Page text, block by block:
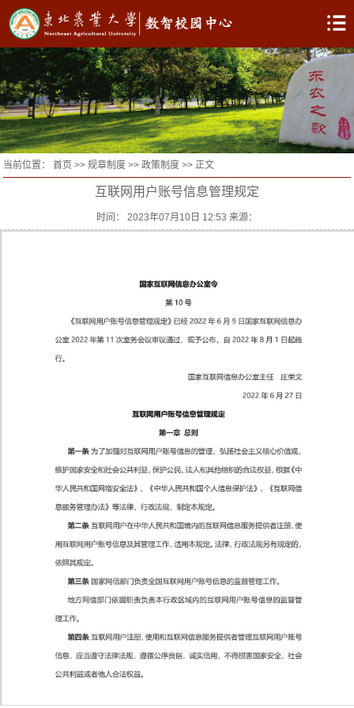
当前位置：首页 >>规章制度 >>政策制度 >> 正文
互联网用户账号信息管理规定
时间： 2023年07月10日 12:53 来源：